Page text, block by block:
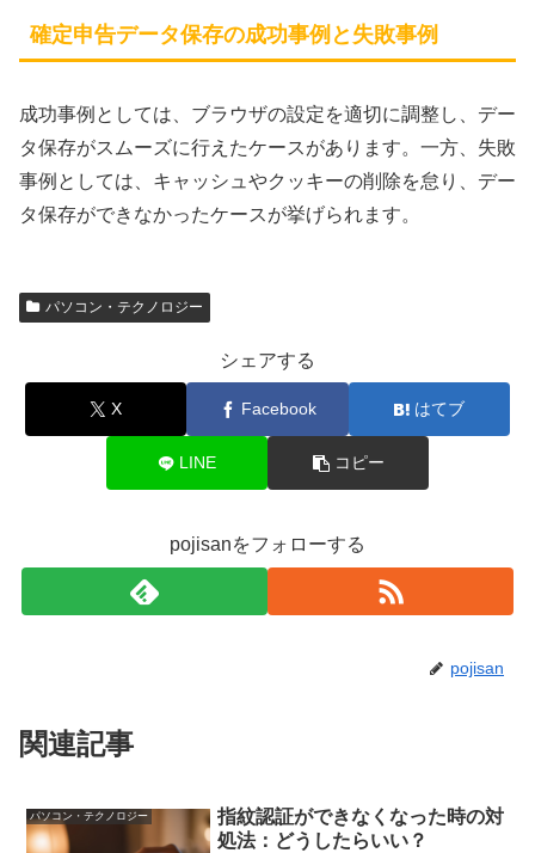
確定申告データ保存の成功事例と失敗事例
成功事例としては、ブラウザの設定を適切に調整し、デー
タ保存がスムーズに行えたケースがあります。一方、失敗
事例としては、キャッシュやクッキーの削除を怠り、デー
タ保存ができなかったケースが挙げられます。
パソコン・テクノロジー
シェアする
X Facebook はてブ
LINE コピー
pojisanをフォローする
pojisan
関連記事
パソコン・テクノロジー
指紋認証ができなくなった時の対
処法：どうしたらいい？